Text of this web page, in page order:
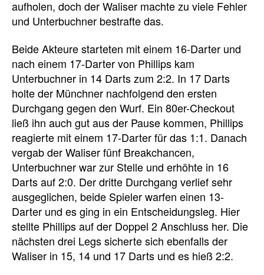
aufholen, doch der Waliser machte zu viele Fehler
und Unterbuchner bestrafte das.
Beide Akteure starteten mit einem 16-Darter und
nach einem 17-Darter von Phillips kam
Unterbuchner in 14 Darts zum 2:2. In 17 Darts
holte der Münchner nachfolgend den ersten
Durchgang gegen den Wurf. Ein 80er-Checkout
ließ ihn auch gut aus der Pause kommen, Phillips
reagierte mit einem 17-Darter für das 1:1. Danach
vergab der Waliser fünf Breakchancen,
Unterbuchner war zur Stelle und erhöhte in 16
Darts auf 2:0. Der dritte Durchgang verlief sehr
ausgeglichen, beide Spieler warfen einen 13-
Darter und es ging in ein Entscheidungsleg. Hier
stellte Phillips auf der Doppel 2 Anschluss her. Die
nächsten drei Legs sicherte sich ebenfalls der
Waliser in 15, 14 und 17 Darts und es hieß 2:2.